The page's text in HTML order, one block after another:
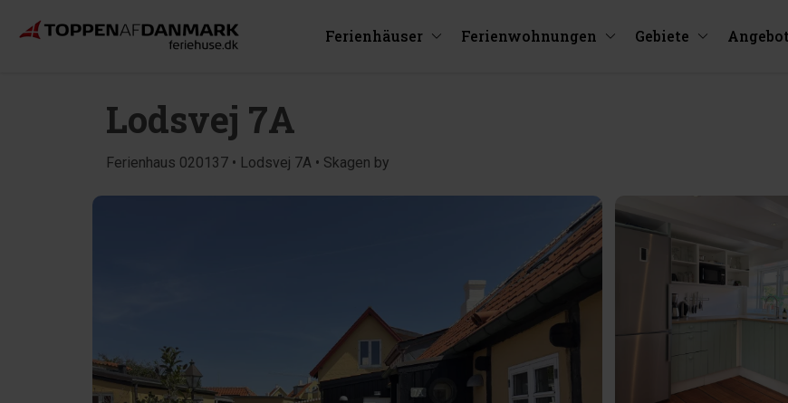
Ferienhäuser Ferienwohnungen Gebiete
Lodsvej 7A
Ferienhaus 020137 • Lodsvej 7A • Skagen by